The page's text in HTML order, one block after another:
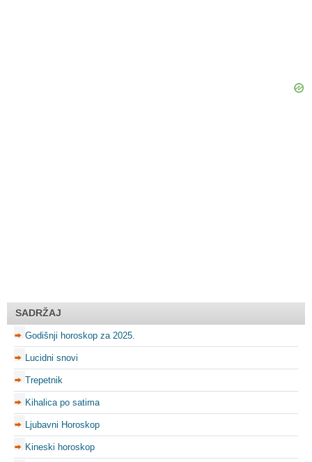
SADRŽAJ
Godišnji horoskop za 2025.
Lucidni snovi
Trepetnik
Kihalica po satima
Ljubavni Horoskop
Kineski horoskop